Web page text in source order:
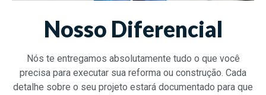
Nosso Diferencial
Nós te entregamos absolutamente tudo o que você
precisa para executar sua reforma ou construção. Cada
detalhe sobre o seu projeto estará documentado para que